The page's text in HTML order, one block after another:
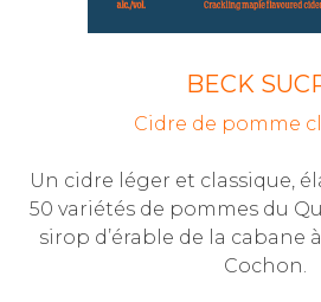
BECK
Cidre de pomme
Un cidre léger et classique,
50 variétés de pommes du
sirop d’érable de la cabane
Cochon.